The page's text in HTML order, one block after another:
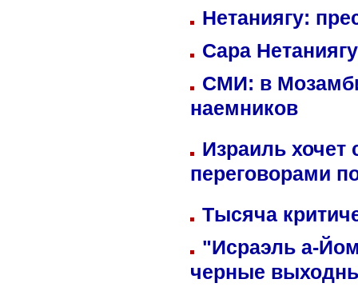
Нетаниягу:
Сара
СМИ: в
наемников
Израиль хочет
переговорами
Тысяча
"Исраэль а-
черные